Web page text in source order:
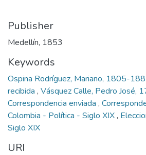
Publisher
Medellín, 1853
Keywords
Ospina Rodríguez, Mariano, 1805-
recibida , Vásquez Calle, Pedro José,
Correspondencia enviada ,
Colombia - Política - Siglo XIX,
Siglo XIX
URI